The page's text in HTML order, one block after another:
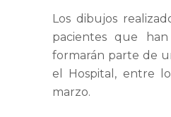
Los dibujos
pacientes que
formarán parte de
el Hospital, entre
marzo.